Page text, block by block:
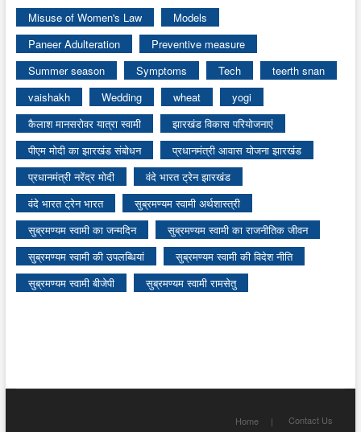
Misuse of Women's Law
Models
Paneer Adulteration
Preventive measure
Summer season
Symptoms Tech
teerth snan
vaishakh
Wedding wheat
yogi
कैलाश मानसरोवर यात्रा स्वामी
झारखंड विकास परियोजनाएं
पीएम मोदी का झारखंड संबोधन
प्रधानमंत्री आवास योजना झारखंड
प्रधानमंत्री नरेंद्र मोदी
वंदे भारत ट्रेन झारखंड
वंदे भारत ट्रेन भारत
सुब्रमण्यम स्वामी अर्थशास्त्री
सुब्रमण्यम स्वामी का जन्मदिन
सुब्रमण्यम स्वामी का राजनीतिक जीवन
सुब्रमण्यम स्वामी की उपलब्धियां
सुब्रमण्यम स्वामी की विदेश नीति
सुब्रमण्यम स्वामी बीजेपी
सुब्रमण्यम स्वामी रामसेतु
Home Contact Us